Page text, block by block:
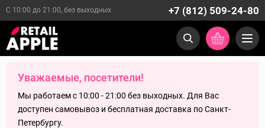
С 10:00 до 21:00, без выходных +7 (812) 509-24-80
Уважаемые, посетители!
Мы работаем с 10:00 - 21:00 без выходных. Для Вас
доступен самовывоз и бесплатная доставка по Санкт-
Петербургу.